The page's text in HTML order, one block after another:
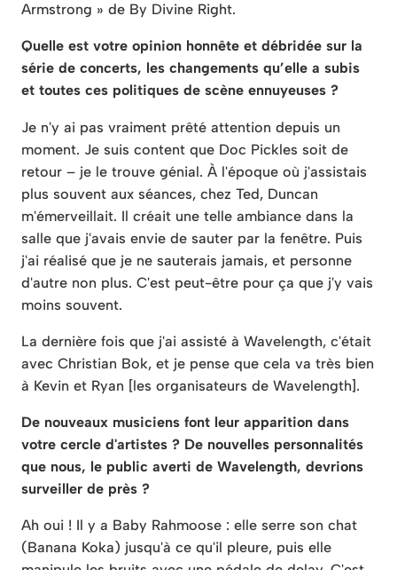
Armstrong » de By Divine Right.
Quelle est votre opinion honnête et débridée sur la
série de concerts, les changements qu’elle a subis
et toutes ces politiques de scène ennuyeuses ?
Je n'y ai pas vraiment prêté attention depuis un
moment. Je suis content que Doc Pickles soit de
retour – je le trouve génial. À l'époque où j'assistais
plus souvent aux séances, chez Ted, Duncan
m'émerveillait. Il créait une telle ambiance dans la
salle que j'avais envie de sauter par la fenêtre. Puis
j'ai réalisé que je ne sauterais jamais, et personne
d'autre non plus. C'est peut-être pour ça que j'y vais
moins souvent.
La dernière fois que j'ai assisté à Wavelength, c'était
avec Christian Bok, et je pense que cela va très bien
à Kevin et Ryan [les organisateurs de Wavelength].
De nouveaux musiciens font leur apparition dans
votre cercle d'artistes ? De nouvelles personnalités
que nous, le public averti de Wavelength, devrions
surveiller de près ?
Ah oui ! Il y a Baby Rahmoose : elle serre son chat
(Banana Koka) jusqu'à ce qu'il pleure, puis elle